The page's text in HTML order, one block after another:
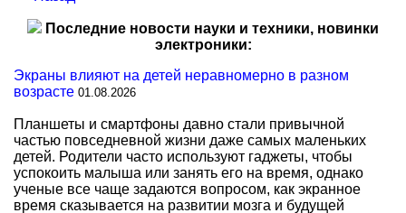
Последние новости науки и техники, новинки
электроники:
Экраны влияют на детей неравномерно в разном
возрасте 01.08.2026
Планшеты и смартфоны давно стали привычной
частью повседневной жизни даже самых маленьких
детей. Родители часто используют гаджеты, чтобы
успокоить малыша или занять его на время, однако
ученые все чаще задаются вопросом, как экранное
время сказывается на развитии мозга и будущей